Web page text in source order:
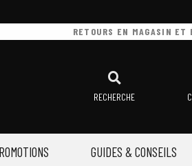
RETOURS EN MAGASIN ET
RECHERCHE
GUIDES & CONSEILS